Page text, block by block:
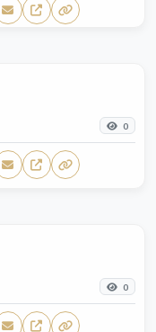
0
0